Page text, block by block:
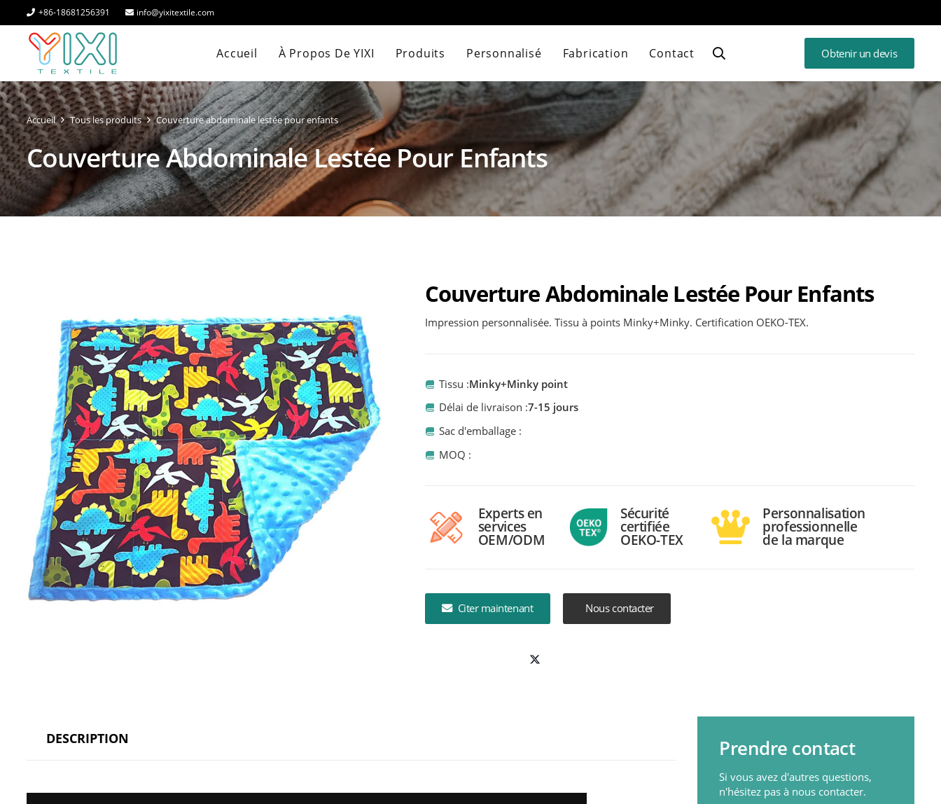
+86-18681256391 info@yixitextile.com
Accueil À Propos De YIXI Produits Personnalisé Fabrication Contact Obtenir un devis
Accueil Tous les produits Couverture abdominale lestée pour enfants
Couverture Abdominale Lestée Pour Enfants
Couverture Abdominale Lestée Pour Enfants
Impression personnalisée. Tissu à points Minky+Minky. Certification OEKO-TEX.
Tissu :Minky+Minky point
Délai de livraison :7-15 jours
Sac d'emballage :
MOQ :
Experts en
services
OEM/ODM
Sécurité
certifiée
OEKO-TEX
Personnalisation
professionnelle
de la marque
Citer maintenant Nous contacter
DESCRIPTION Prendre contact
Si vous avez d'autres questions,
n'hésitez pas à nous contacter.